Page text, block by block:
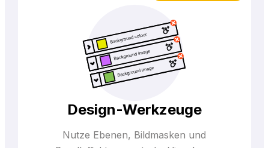
Design-Werkzeuge
Nutze Ebenen, Bildmasken und